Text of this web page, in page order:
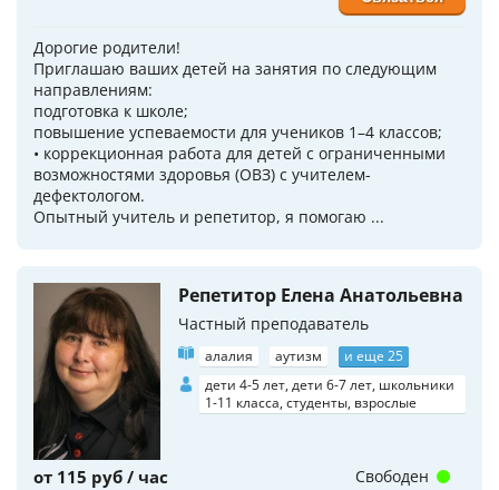
Дорогие родители!
Приглашаю ваших детей на занятия по следующим
направлениям:
подготовка к школе;
повышение успеваемости для учеников 1–4 классов;
• коррекционная работа для детей с ограниченными
возможностями здоровья (ОВЗ) с учителем-
дефектологом.
Опытный учитель и репетитор, я помогаю ...
Репетитор Елена Анатольевна
Частный преподаватель
алалия аутизм
и еще 25
дети 4-5 лет, дети 6-7 лет, школьники
1-11 класса, студенты, взрослые
от 115 руб / час Свободен